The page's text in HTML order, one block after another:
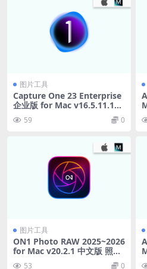
图片工具
Capture One 23 Enterprise
企业版 for Mac v16.5.11.15
中文版 Raw图像处理软件
59 0
图片工具
ON1 Photo RAW 2025~2026
for Mac v20.2.1 中文版 照片
编辑软件
53 0